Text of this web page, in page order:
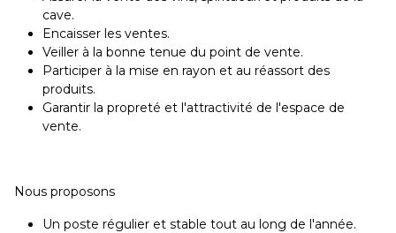
cave.
Encaisser les ventes.
Veiller à la bonne tenue du point de vente.
Participer à la mise en rayon et au réassort des
produits.
Garantir la propreté et l'attractivité de l'espace de
vente.
Nous proposons
Un poste régulier et stable tout au long de l'année.